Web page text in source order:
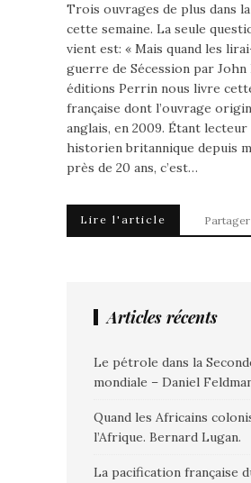
Trois ouvrages de plus dans
cette semaine. La seule
vient est: « Mais quand les
guerre de Sécession par John
éditions Perrin nous livre
française dont l’ouvrage
anglais, en 2009. Étant lecteur
historien britannique depuis
près de 20 ans, c’est…
Lire l'article Partager
Articles récents
Le pétrole dans la
mondiale – Daniel
Quand les Africains
l’Afrique. Bernard Lugan.
La pacification française